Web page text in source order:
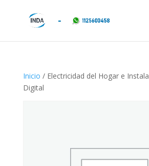
Inicio / Electricidad del Hogar e
Digital